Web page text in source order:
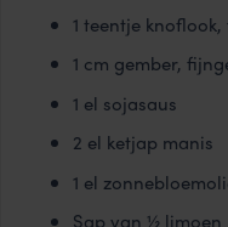
1 teentje
1 cm gember,
1 el sojasaus
2 el ketjap manis
1 el
Sap van ½ limoen